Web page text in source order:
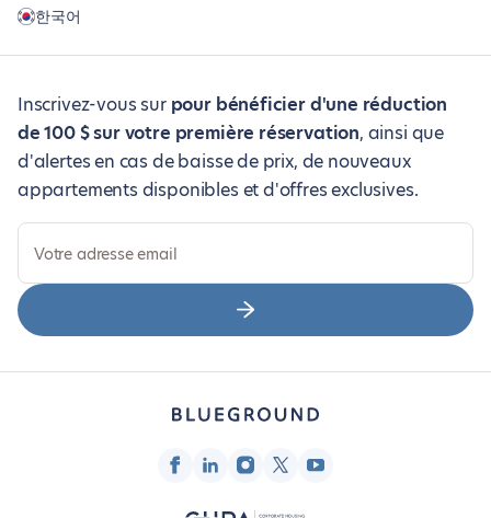
한국어
Inscrivez-vous sur pour bénéficier d'une réduction
de 100 $ sur votre première réservation, ainsi que
d'alertes en cas de baisse de prix, de nouveaux
appartements disponibles et d'offres exclusives.
Votre adresse email